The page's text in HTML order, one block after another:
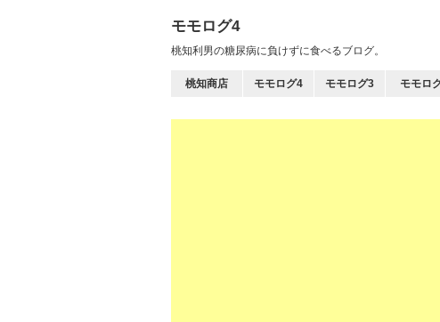
モモログ4
桃知利男の糖尿病に負けずに食べるブログ。
桃知商店 モモログ4 モモログ3 モモロ